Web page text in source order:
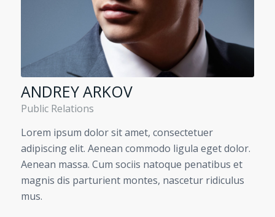
ANDREY ARKOV
Public Relations
Lorem ipsum dolor sit amet, consectetuer
adipiscing elit. Aenean commodo ligula eget dolor.
Aenean massa. Cum sociis natoque penatibus et
magnis dis parturient montes, nascetur ridiculus
mus.